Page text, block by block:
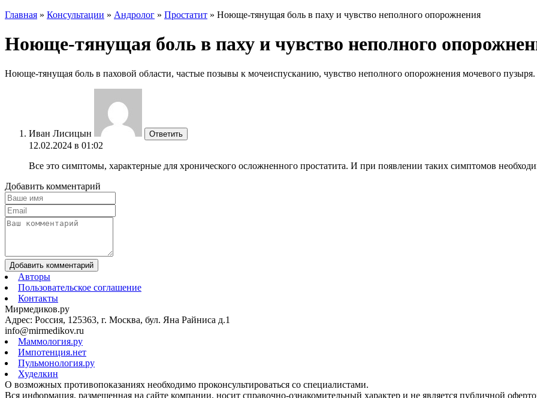
Главная » Консультации » Андролог » Простатит » Ноюще-тянущая боль в паху и чувство неполного опорожнения
Ноюще-тянущая боль в паху и чувство неполного
Ноюще-тянущая боль в паховой области, частые позывы к мочеиспусканию, чувство неполного опорожнения мочевого пузыря.
Иван Лисицын Ответить
12.02.2024 в 01:02
Все это симптомы, характерные для хронического осложненного простатита. И при появлении таких симптомов
Добавить комментарий
Добавить комментарий
Авторы
Пользовательское соглашение
Контакты
Мирмедиков.ру
Адрес: Россия, 125363, г. Москва, бул. Яна Райниса д.1
info@mirmedikov.ru
Маммология.ру
Импотенция.нет
Пульмонология.ру
Худелкин
О возможных противопоказаниях необходимо проконсультироваться со специалистами.
Вся информация, размещенная на сайте компании, носит справочно-ознакомительный характер и не является публичной